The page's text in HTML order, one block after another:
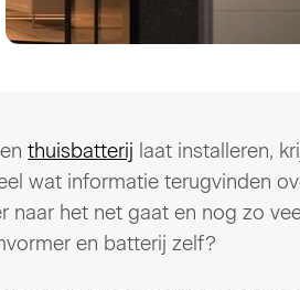
thuisbatterij laat installeren,
wat informatie terugvinden
naar het net gaat en nog zo
en batterij zelf?